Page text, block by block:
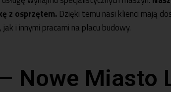
z osprzętem. Dzięki temu nasi klienci mają
i innymi pracami na placu budowy.
Nowe Miasto